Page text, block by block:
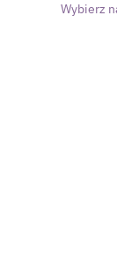
Wybierz